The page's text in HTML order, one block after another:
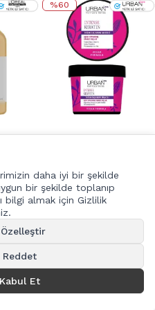
-
{
%60
2 Minute Butter
Cream - Saç
Bakım Kürü 230ml
659,90TL
263,96
daha iyi bir şekilde
bir şekilde toplanıp
bilgi almak için Gizlilik
Reddet
Et